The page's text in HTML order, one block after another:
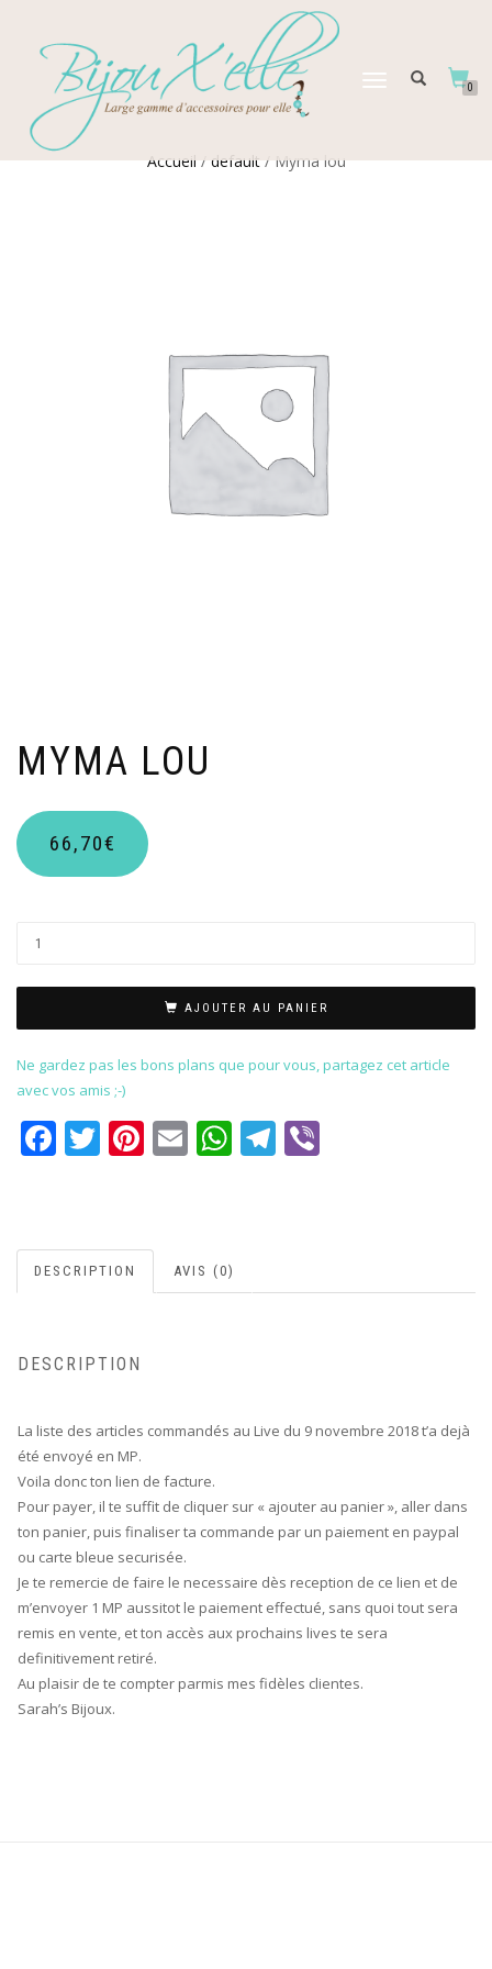
DÉPLIER
0
Accueil/default/ Myma lou
MYMA LOU
66,70€
AJOUTER AU PANIER
Ne gardez pas les bons plans que pour vous, partagez cet article
avec vos amis ;-)
Facebook
Twitter
Pinterest
EmailWhatsApp
Telegram
DESCRIPTION AVIS (0)
DESCRIPTION
La liste des articles commandés au Live du 9 novembre 2018 t’a dejà
été envoyé en MP.
Voila donc ton lien de facture.
Pour payer, il te suffit de cliquer sur « ajouter au panier », aller dans
ton panier, puis finaliser ta commande par un paiement en paypal
ou carte bleue securisée.
Je te remercie de faire le necessaire dès reception de ce lien et de
m’envoyer 1 MP aussitot le paiement effectué, sans quoi tout sera
remis en vente, et ton accès aux prochains lives te sera
definitivement retiré.
Au plaisir de te compter parmis mes fidèles clientes.
Sarah’s Bijoux.